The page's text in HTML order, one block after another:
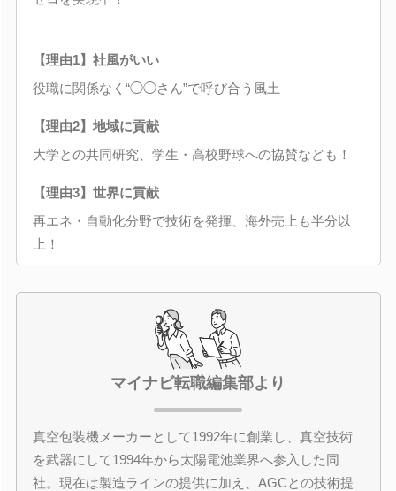
【理由1】社風がいい
役職に関係なく“◯◯さん”で呼び合う風土
【理由2】地域に貢献
大学との共同研究、学生・高校野球への協賛なども！
【理由3】世界に貢献
再エネ・自動化分野で技術を発揮、海外売上も半分以
上！
マイナビ転職編集部より
真空包装機メーカーとして1992年に創業し、真空技術
を武器にして1994年から太陽電池業界へ参入した同
社。現在は製造ラインの提供に加え、AGCとの技術提